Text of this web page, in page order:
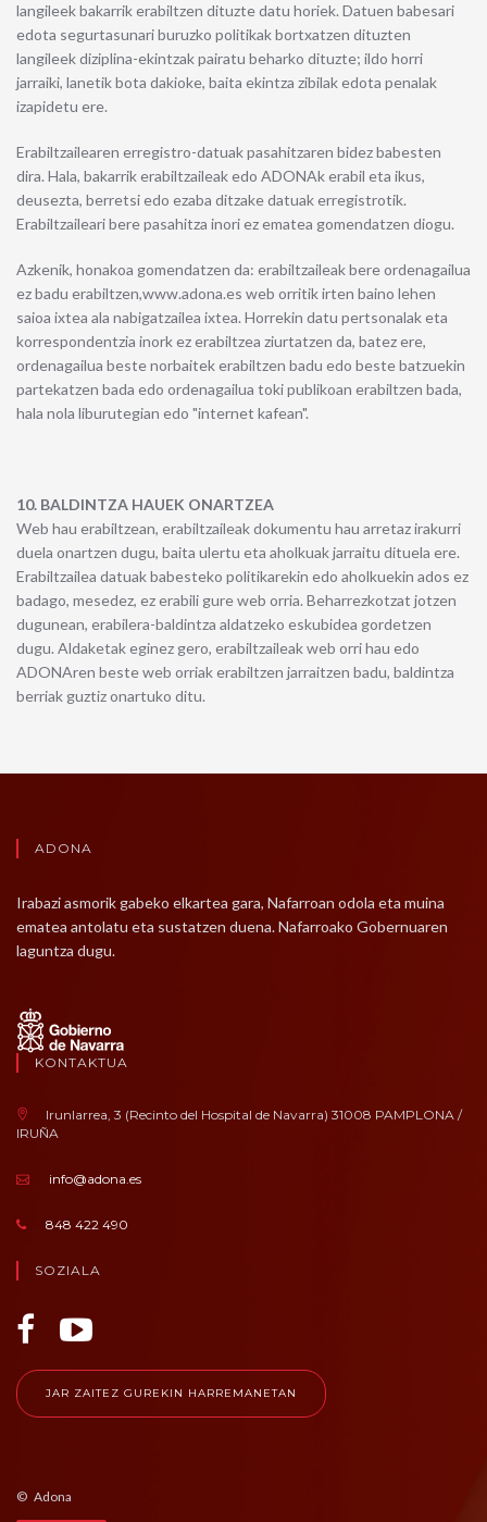
langileek bakarrik erabiltzen dituzte datu horiek. Datuen babesari
edota segurtasunari buruzko politikak bortxatzen dituzten
langileek diziplina-ekintzak pairatu beharko dituzte; ildo horri
jarraiki, lanetik bota dakioke, baita ekintza zibilak edota penalak
izapidetu ere.
Erabiltzailearen erregistro-datuak pasahitzaren bidez babesten
dira. Hala, bakarrik erabiltzaileak edo ADONAk erabil eta ikus,
deusezta, berretsi edo ezaba ditzake datuak erregistrotik.
Erabiltzaileari bere pasahitza inori ez ematea gomendatzen diogu.
Azkenik, honakoa gomendatzen da: erabiltzaileak bere ordenagailua
ez badu erabiltzen,www.adona.es web orritik irten baino lehen
saioa ixtea ala nabigatzailea ixtea. Horrekin datu pertsonalak eta
korrespondentzia inork ez erabiltzea ziurtatzen da, batez ere,
ordenagailua beste norbaitek erabiltzen badu edo beste batzuekin
partekatzen bada edo ordenagailua toki publikoan erabiltzen bada,
hala nola liburutegian edo "internet kafean".
10. BALDINTZA HAUEK ONARTZEA
Web hau erabiltzean, erabiltzaileak dokumentu hau arretaz irakurri
duela onartzen dugu, baita ulertu eta aholkuak jarraitu dituela ere.
Erabiltzailea datuak babesteko politikarekin edo aholkuekin ados ez
badago, mesedez, ez erabili gure web orria. Beharrezkotzat jotzen
dugunean, erabilera-baldintza aldatzeko eskubidea gordetzen
dugu. Aldaketak eginez gero, erabiltzaileak web orri hau edo
ADONAren beste web orriak erabiltzen jarraitzen badu, baldintza
berriak guztiz onartuko ditu.
ADONA
Irabazi asmorik gabeko elkartea gara, Nafarroan odola eta muina
ematea antolatu eta sustatzen duena. Nafarroako Gobernuaren
laguntza dugu.
KONTAKTUA
Irunlarrea, 3 (Recinto del Hospital de Navarra) 31008 PAMPLONA /
IRUÑA
info@adona.es
848 422 490
SOZIALA
JAR ZAITEZ GUREKIN HARREMANETAN
© Adona